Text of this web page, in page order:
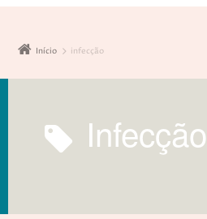
Início infecção
infecção